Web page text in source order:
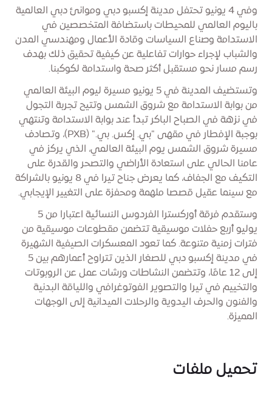
وفي 4 يونيو تحتفل مدينة إكسبو دبي وموانئ دبي العالمية
باليوم العالمي للمحيطات باستضافة المتخصصين في
الاستدامة وصناع السياسات وقادة الأعمال ومهندسي المدن
والشباب لإجراء حوارات تفاعلية عن كيفية تحقيق ذلك بهدف
رسم مسار نحو مستقبل أكثر صحة واستدامة لكوكبنا.
وتستضيف المدينة في 5 يونيو مسيرة ليوم البيئة العالمي
من بوابة الاستدامة مع شروق الشمس وتتيح تجربة التجول
في نزهة في الصباح الباكر تبدأ عند بوابة الاستدامة وتنتهي
بوجبة الإفطار في مقهى "بي. إكس. بي." (PXB)، وتصادف
مسيرة شروق الشمس يوم البيئة العالمي، الذي يركز في
عامنا الحالي على استعادة الأراضي والتصحر والقدرة على
التكيف مع الجفاف، كما يعرض جناح تيرا في 8 يونيو بالشراكة
مع سينما عقيل قصصا ملهمة ومحفزة على التغيير الإيجابي.
وستقدم فرقة أوركسترا الفردوس النسائية اعتبارا من 5
يوليو أربع حفلات موسيقية تتضمن مقطوعات موسيقية من
فترات زمنية متنوعة. كما تعود المعسكرات الصيفية الشهيرة
في مدينة إكسبو دبي للصغار الذين تتراوح أعمارهم بين 5
إلى 12 عامًا، وتتضمن النشاطات ورشات عمل عن الروبوتات
والتخييم في تيرا والتصوير الفوتوغرافي واللياقة البدنية
والفنون والحرف اليدوية والرحلات الميدانية إلى الوجهات
المميزة.
تحميل ملفات